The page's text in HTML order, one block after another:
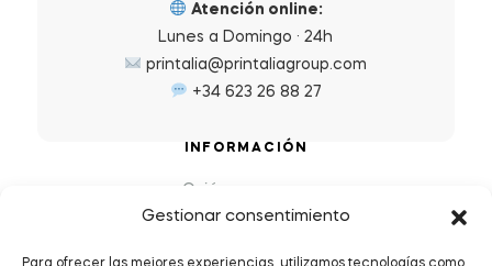
Gestionar consentimiento
Atención online:
Lunes a Domingo · 24h
printalia@printaliagroup.com
+34 623 26 88 27
INFORMACIÓN
Quiénes somos
Preguntas Frecuentes (FAQs)
Política de Devoluciones y Reembolsos